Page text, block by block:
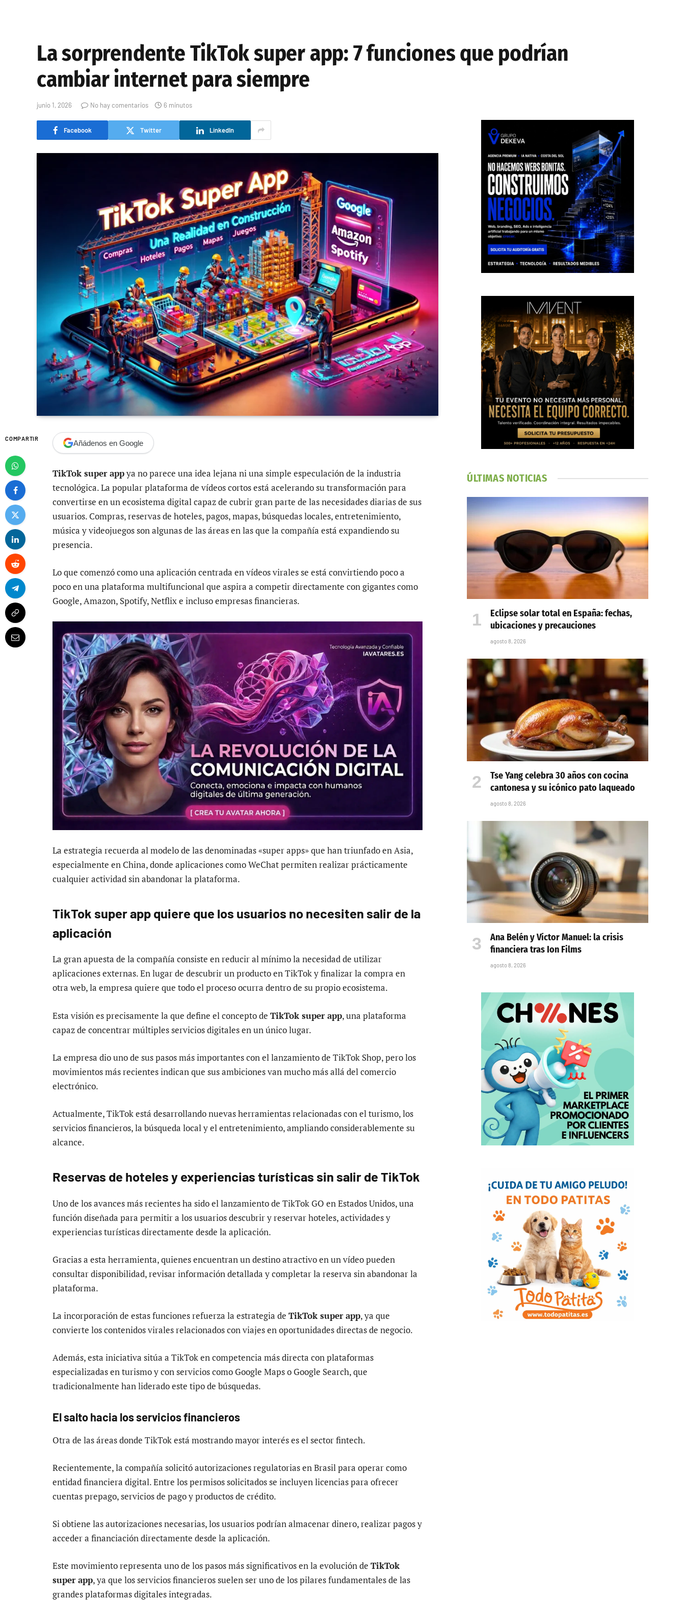
La sorprendente TikTok super app: 7 funciones que podrían
cambiar internet para siempre
junio 1, 2026 No hay comentarios 6 minutos
Facebook Twitter LinkedIn
COMPARTIR Añádenos en Google
TikTok super appya no parece una idea lejana ni una simple especulación de la industria
tecnológica. La popular plataforma de vídeos cortos está acelerando su transformación para
convertirse en un ecosistema digital capaz de cubrir gran parte de las necesidades diarias de sus
usuarios. Compras, reservas de hoteles, pagos, mapas, búsquedas locales, entretenimiento,
música y videojuegos son algunas de las áreas en las que la compañía está expandiendo su
presencia.
Lo que comenzó como una aplicación centrada en vídeos virales se está convirtiendo poco a
poco en una plataforma multifuncional que aspira a competir directamente con gigantes como
Google, Amazon, Spotify, Netflix e incluso empresas financieras.
La estrategia recuerda al modelo de las denominadas «super apps» que han triunfado en Asia,
especialmente en China, donde aplicaciones como WeChat permiten realizar prácticamente
cualquier actividad sin abandonar la plataforma.
TikTok super app quiere que los usuarios no necesiten salir de la
aplicación
La gran apuesta de la compañía consiste en reducir al mínimo la necesidad de utilizar
aplicaciones externas. En lugar de descubrir un producto en TikTok y finalizar la compra en
otra web, la empresa quiere que todo el proceso ocurra dentro de su propio ecosistema.
Esta visión es precisamente la que define el concepto de TikTok super app, una plataforma
capaz de concentrar múltiples servicios digitales en un único lugar.
La empresa dio uno de sus pasos más importantes con el lanzamiento de TikTok Shop, pero los
movimientos más recientes indican que sus ambiciones van mucho más allá del comercio
electrónico.
Actualmente, TikTok está desarrollando nuevas herramientas relacionadas con el turismo, los
servicios financieros, la búsqueda local y el entretenimiento, ampliando considerablemente su
alcance.
Reservas de hoteles y experiencias turísticas sin salir de TikTok
Uno de los avances más recientes ha sido el lanzamiento de TikTok GO en Estados Unidos, una
función diseñada para permitir a los usuarios descubrir y reservar hoteles, actividades y
experiencias turísticas directamente desde la aplicación.
Gracias a esta herramienta, quienes encuentran un destino atractivo en un vídeo pueden
consultar disponibilidad, revisar información detallada y completar la reserva sin abandonar la
plataforma.
La incorporación de estas funciones refuerza la estrategia de TikTok super app, ya que
convierte los contenidos virales relacionados con viajes en oportunidades directas de negocio.
Además, esta iniciativa sitúa a TikTok en competencia más directa con plataformas
especializadas en turismo y con servicios como Google Maps o Google Search, que
tradicionalmente han liderado este tipo de búsquedas.
El salto hacia los servicios financieros
Otra de las áreas donde TikTok está mostrando mayor interés es el sector fintech.
Recientemente, la compañía solicitó autorizaciones regulatorias en Brasil para operar como
entidad financiera digital. Entre los permisos solicitados se incluyen licencias para ofrecer
cuentas prepago, servicios de pago y productos de crédito.
Si obtiene las autorizaciones necesarias, los usuarios podrían almacenar dinero, realizar pagos y
acceder a financiación directamente desde la aplicación.
Este movimiento representa uno de los pasos más significativos en la evolución de TikTok
super app, ya que los servicios financieros suelen ser uno de los pilares fundamentales de las
grandes plataformas digitales integradas.
ÚLTIMAS NOTICIAS
Eclipse solar total en España: fechas,
ubicaciones y precauciones
agosto 8, 2026
Tse Yang celebra 30 años con cocina
cantonesa y su icónico pato laqueado
agosto 8, 2026
Ana Belén y Víctor Manuel: la crisis
financiera tras Ion Films
agosto 8, 2026